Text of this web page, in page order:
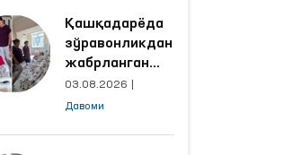
Қашқадарёда
зўравонликдан
жабрланган
аёлнинг ҳолати
Омбудсман
03.08.2026
Давоми